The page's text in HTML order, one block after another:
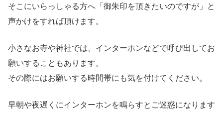
そこにいらっしゃる方へ「御朱印を頂きたいのですが」と
声かけをすれば頂けます。
小さなお寺や神社では、インターホンなどで呼び出してお
願いすることもあります。
その際にはお願いする時間帯にも気を付けてください。
早朝や夜遅くにインターホンを鳴らすとご迷惑になります